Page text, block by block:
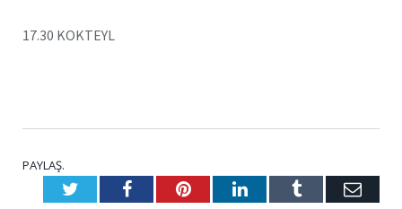
17.30 KOKTEYL
PAYLAŞ.
TwitterFacebookPinterestLinkedInTumblr E-